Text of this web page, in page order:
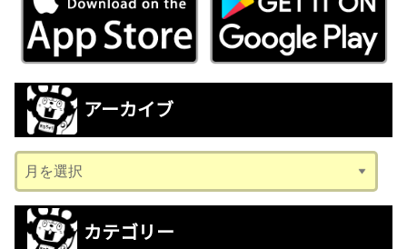
アーカイブ
ー
カ
カテゴリー